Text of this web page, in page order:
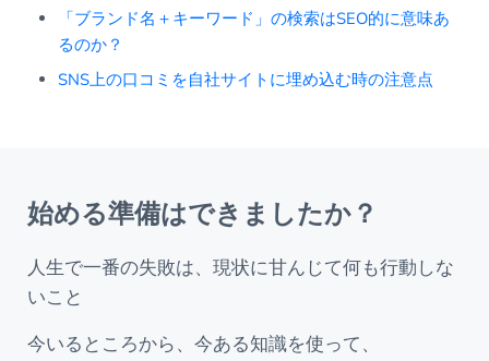
「ブランド名＋キーワード」の検索はSEO的に意味あ
るのか？
SNS上の口コミを自社サイトに埋め込む時の注意点
始める準備はできましたか？
人生で一番の失敗は、現状に甘んじて何も行動しな
いこと
今いるところから、今ある知識を使って、